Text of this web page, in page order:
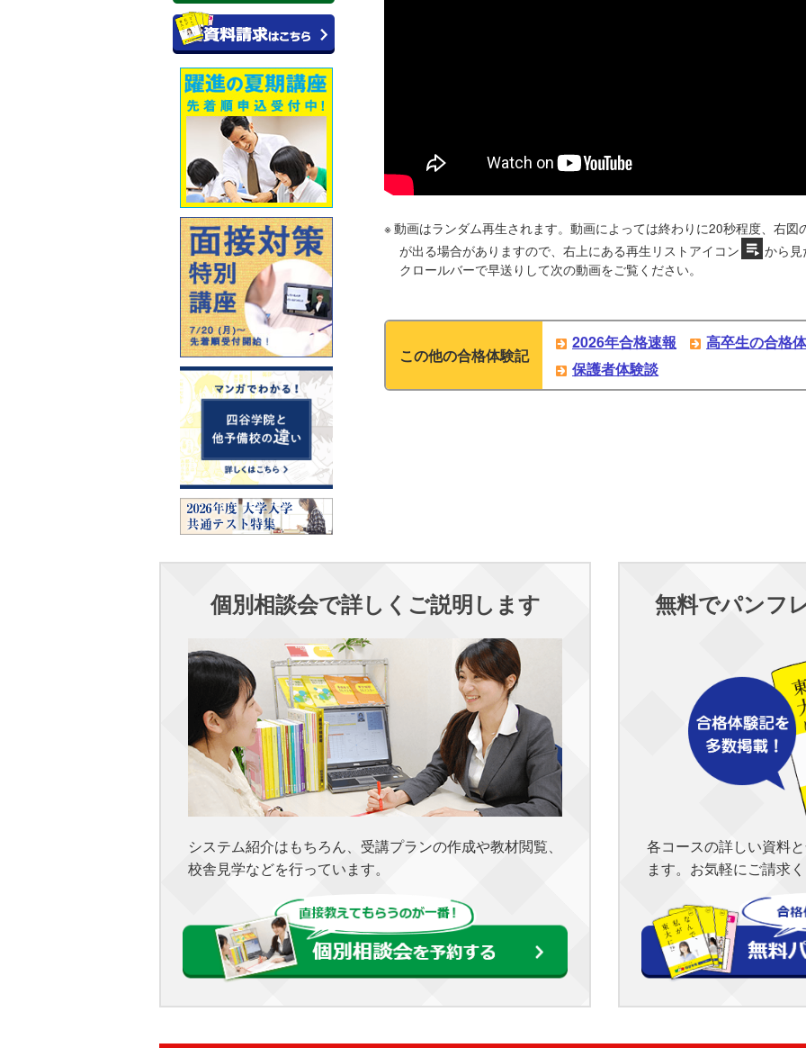
動画はランダム再生されます。動画によっては終わりに20秒程度、右図
が出る場合がありますので、右上にある再生リストアイコン
から見
クロールバーで早送りして次の動画をご覧ください。
この他の合格体験記
2026年合格速報 高卒生の合格
保護者体験談
個別相談会で詳しくご説明します
システム紹介はもちろん、受講プランの作成や教材閲覧、
校舎見学などを行っています。
無料でパンフ
各コースの詳しい資料
ます。お気軽にご請求く